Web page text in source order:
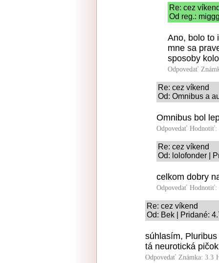
Re: cez
Od reg.:
Ano, bolo to
mne sa
sposoby
Odpovedať
Re: cez víkend
Od: Omnibus a
Omnibus bol
Odpovedať Hodnotiť:
Re: cez víkend
Od: lolofonder |
celkom dobry
Odpovedať Hodnotiť:
Re: cez víkend
Od: Bek | Pridané:
súhlasím,
tá neurotická
Odpovedať Známka: 3.3